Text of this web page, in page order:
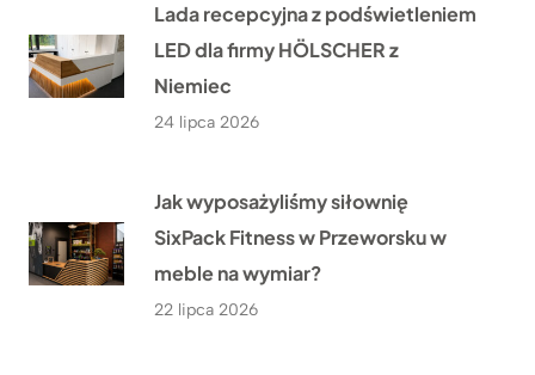
Lada recepcyjna z podświetleniem
LED dla firmy HÖLSCHER z
Niemiec
24 lipca 2026
Jak wyposażyliśmy siłownię
SixPack Fitness w Przeworsku w
meble na wymiar?
22 lipca 2026